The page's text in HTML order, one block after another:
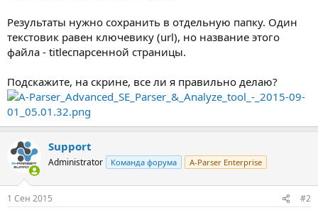
Результаты нужно сохранить в отдельную папку. Один
текстовик равен ключевику (url), но название этого
файла - titleспарсенной страницы.
Подскажите, на скрине, все ли я правильно делаю?
Support
Administrator Команда форума A-Parser Enterprise
1 Сен 2015 #2